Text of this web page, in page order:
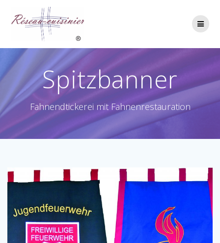
Spitzbanner
Fahnendtickerei mit Fahnenrestauration